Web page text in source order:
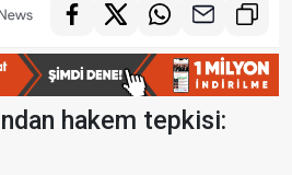
hakem tepkisi: